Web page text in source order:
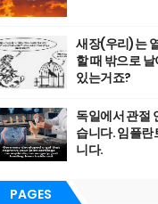
새장(우리)는
할 때 밖으로
있는거죠?
독일에서 관절
습니다. 임플란
니다.
PAGES